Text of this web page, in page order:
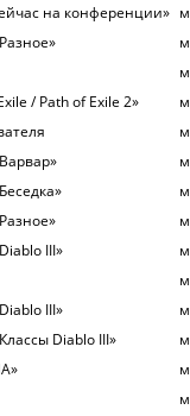
на конференции»
/ Path of Exile 2»
III»
III»
Diablo III»